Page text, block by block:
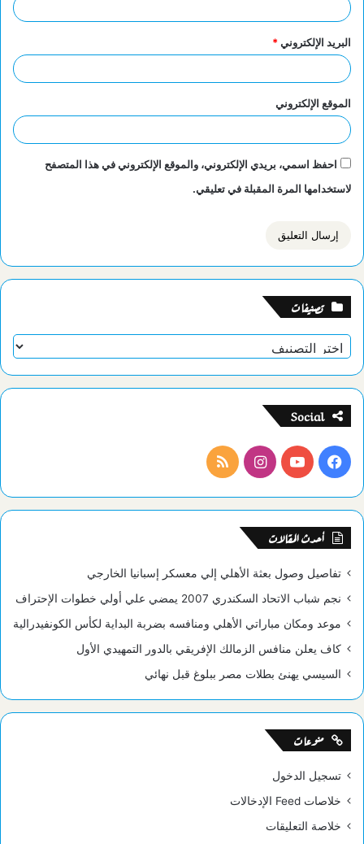
البريد الإلكتروني*
الموقع الإلكتروني
احفظ اسمي، بريدي الإلكتروني، والموقع الإلكتروني في هذا المتصفح
لاستخدامها المرة المقبلة في تعليقي.
تصنيفات
تصنيفات
Social
فيسبوكيوتيوبانستقرامملخص
الموقع
أحدث المقالات
تفاصيل وصول بعثة الأهلي إلي معسكر إسبانيا الخارجي
نجم شباب الاتحاد السكندري 2007 يمضي علي أولي خطوات الإحتراف
موعد ومكان مباراتي الأهلي ومنافسه بضربة البداية لكأس الكونفيدرالية
كاف يعلن منافس الزمالك الإفريقي بالدور التمهيدي الأول
السيسي يهنئ بطلات مصر ببلوغ قبل نهائي
منوعات
تسجيل الدخول
خلاصات Feed الإدخالات
خلاصة التعليقات